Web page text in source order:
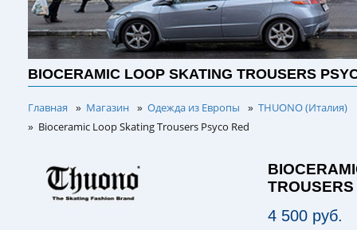
BIOCERAMIC LOOP SKATING TROUSERS
Главная » Магазин » Одежда из Европы » THUONO (Италия)
» Bioceramic Loop Skating Trousers Psyco Red
4 500 руб.